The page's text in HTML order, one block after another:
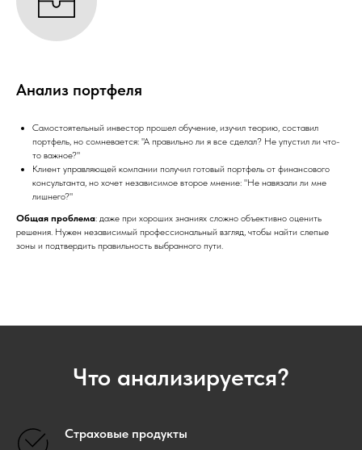
Анализ портфеля
Самостоятельный инвестор прошел обучение, изучил теорию, составил
портфель, но сомневается: "А правильно ли я все сделал? Не упустил ли что-
то важное?"
Клиент управляющей компании получил готовый портфель от финансового
консультанта, но хочет независимое второе мнение: "Не навязали ли мне
лишнего?"
Общая проблема: даже при хороших знаниях сложно объективно оценить
решения. Нужен независимый профессиональный взгляд, чтобы найти слепые
зоны и подтвердить правильность выбранного пути.
Что анализируется?
Страховые продукты